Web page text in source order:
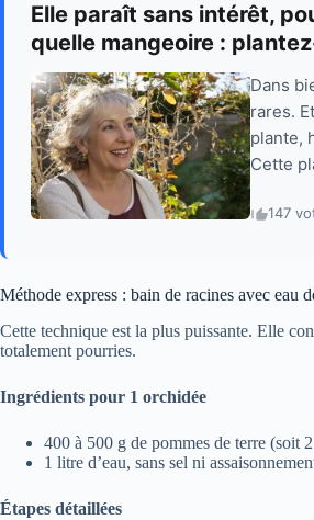
Elle paraît sans intérêt,
quelle mangeoire :
Dans
rares.
plante,
Cette
147
Méthode express : bain de racines avec eau
Cette technique est la plus puissante. Elle
totalement pourries.
Ingrédients pour 1 orchidée
400 à 500 g de pommes de terre (soit
1 litre d’eau, sans sel ni
Étapes détaillées